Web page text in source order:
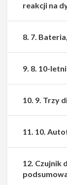
reakcji na
8. 7.
9. 8. 10-
10. 9. Trzy
11. 10.
12. Czujnik